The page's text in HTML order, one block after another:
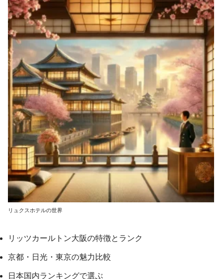
リュクスホテルの世界
リッツカールトン大阪の特徴とランク
京都・日光・東京の魅力比較
日本国内ランキングで選ぶ